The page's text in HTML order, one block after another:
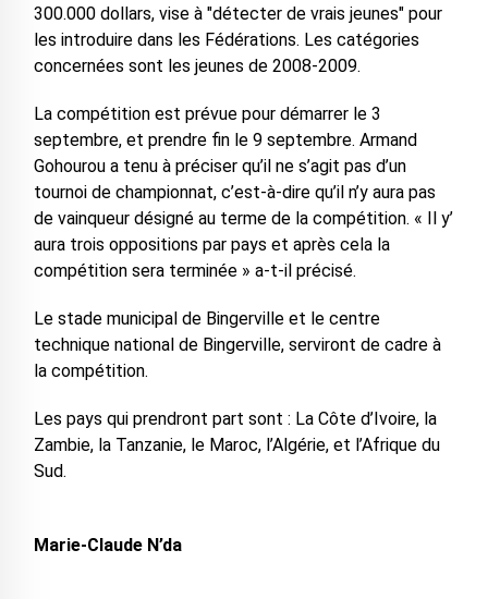
300.000 dollars, vise à "détecter de vrais jeunes" pour
les introduire dans les Fédérations. Les catégories
concernées sont les jeunes de 2008-2009.
La compétition est prévue pour démarrer le 3
septembre, et prendre fin le 9 septembre. Armand
Gohourou a tenu à préciser qu’il ne s’agit pas d’un
tournoi de championnat, c’est-à-dire qu’il n’y aura pas
de vainqueur désigné au terme de la compétition. « Il y’
aura trois oppositions par pays et après cela la
compétition sera terminée » a-t-il précisé.
Le stade municipal de Bingerville et le centre
technique national de Bingerville, serviront de cadre à
la compétition.
Les pays qui prendront part sont : La Côte d’Ivoire, la
Zambie, la Tanzanie, le Maroc, l’Algérie, et l’Afrique du
Sud.
Marie-Claude N’da